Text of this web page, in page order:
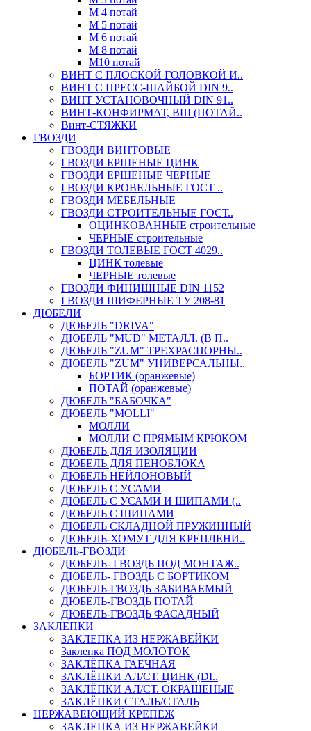
М 4 потай
М 5 потай
М 6 потай
М 8 потай
М10 потай
ВИНТ С ПЛОСКОЙ ГОЛОВКОЙ И..
ВИНТ С ПРЕСС-ШАЙБОЙ DIN 9..
ВИНТ УСТАНОВОЧНЫЙ DIN 91..
ВИНТ-КОНФИРМАТ, ВШ (ПОТАЙ..
Винт-СТЯЖКИ
ГВОЗДИ
ГВОЗДИ ВИНТОВЫЕ
ГВОЗДИ ЕРШЕНЫЕ ЦИНК
ГВОЗДИ ЕРШЕНЫЕ ЧЕРНЫЕ
ГВОЗДИ КРОВЕЛЬНЫЕ ГОСТ ..
ГВОЗДИ МЕБЕЛЬНЫЕ
ГВОЗДИ СТРОИТЕЛЬНЫЕ ГОСТ..
ОЦИНКОВАННЫЕ строительные
ЧЕРНЫЕ строительные
ГВОЗДИ ТОЛЕВЫЕ ГОСТ 4029..
ЦИНК толевые
ЧЕРНЫЕ толевые
ГВОЗДИ ФИНИШНЫЕ DIN 1152
ГВОЗДИ ШИФЕРНЫЕ ТУ 208-81
ДЮБЕЛИ
ДЮБЕЛЬ "DRIVA"
ДЮБЕЛЬ "MUD" МЕТАЛЛ. (В П..
ДЮБЕЛЬ "ZUM" ТРЕХРАСПОРНЫ..
ДЮБЕЛЬ "ZUM" УНИВЕРСАЛЬНЫ..
БОРТИК (оранжевые)
ПОТАЙ (оранжевые)
ДЮБЕЛЬ "БАБОЧКА"
ДЮБЕЛЬ "МOLLI"
МОЛЛИ
МОЛЛИ С ПРЯМЫМ КРЮКОМ
ДЮБЕЛЬ ДЛЯ ИЗОЛЯЦИИ
ДЮБЕЛЬ ДЛЯ ПЕНОБЛОКА
ДЮБЕЛЬ НЕЙЛОНОВЫЙ
ДЮБЕЛЬ С УСАМИ
ДЮБЕЛЬ С УСАМИ И ШИПАМИ (..
ДЮБЕЛЬ С ШИПАМИ
ДЮБЕЛЬ СКЛАДНОЙ ПРУЖИННЫЙ
ДЮБЕЛЬ-ХОМУТ ДЛЯ КРЕПЛЕНИ..
ДЮБЕЛЬ-ГВОЗДИ
ДЮБЕЛЬ- ГВОЗДЬ ПОД МОНТАЖ..
ДЮБЕЛЬ- ГВОЗДЬ С БОРТИКОМ
ДЮБЕЛЬ-ГВОЗДЬ ЗАБИВАЕМЫЙ
ДЮБЕЛЬ-ГВОЗДЬ ПОТАЙ
ДЮБЕЛЬ-ГВОЗДЬ ФАСАДНЫЙ
ЗАКЛЕПКИ
ЗАКЛЕПКА ИЗ НЕРЖАВЕЙКИ
Заклепка ПОД МОЛОТОК
ЗАКЛЁПКА ГАЕЧНАЯ
ЗАКЛЁПКИ АЛ/СТ. ЦИНК (DI..
ЗАКЛЁПКИ АЛ/СТ. ОКРАШЕНЫЕ
ЗАКЛЁПКИ СТАЛЬ/СТАЛЬ
НЕРЖАВЕЮЩИЙ КРЕПЕЖ
ЗАКЛЕПКА ИЗ НЕРЖАВЕЙКИ